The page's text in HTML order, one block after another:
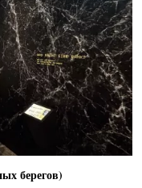
берегов)